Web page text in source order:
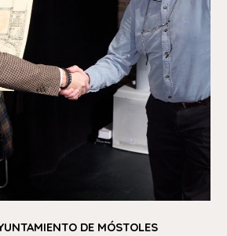
DE MÓSTOLES